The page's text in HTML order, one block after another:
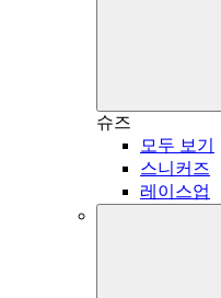
슈즈
모두 보기
스니커즈
레이스업